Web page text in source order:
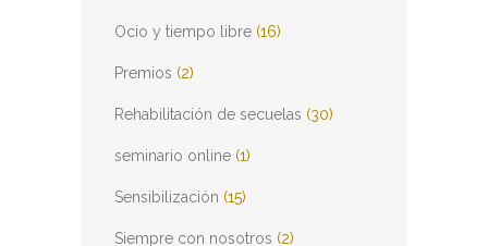
Ocio y tiempo libre (16)
Premios (2)
Rehabilitación de secuelas (30)
seminario online (1)
Sensibilización (15)
Siempre con nosotros (2)